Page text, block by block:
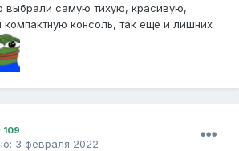
выбрали самую тихую, красивую,
компактную консоль, так еще и лишних
109
3 февраля 2022